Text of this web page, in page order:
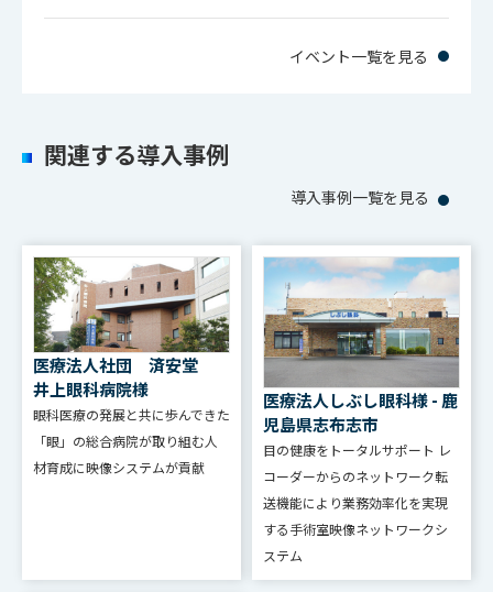
イベント一覧を見る
関連する導入事例
導入事例一覧を見る
医療法人社団 済安堂
井上眼科病院様
眼科医療の発展と共に歩んできた
「眼」の総合病院が取り組む人
材育成に映像システムが貢献
医療法人しぶし眼科様 - 鹿
児島県志布志市
目の健康をトータルサポート レ
コーダーからのネットワーク転
送機能により業務効率化を実現
する手術室映像ネットワークシ
ステム